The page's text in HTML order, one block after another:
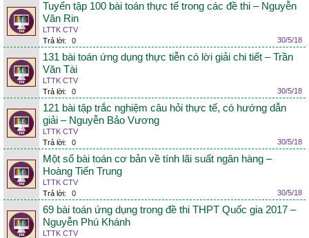
Tuyển tập 100 bài toán thực tế trong các đề thi – Nguyễn
Văn Rin
LTTK CTV
Trả lời:
0 30/5/18
131 bài toán ứng dụng thực tiễn có lời giải chi tiết – Trần
Văn Tài
LTTK CTV
Trả lời:
0 30/5/18
121 bài tập trắc nghiệm câu hỏi thực tế, có hướng dẫn
giải – Nguyễn Bảo Vương
LTTK CTV
Trả lời:
0 30/5/18
Một số bài toán cơ bản về tính lãi suất ngân hàng –
Hoàng Tiến Trung
LTTK CTV
Trả lời:
0 30/5/18
69 bài toán ứng dụng trong đề thi THPT Quốc gia 2017 –
Nguyễn Phú Khánh
LTTK CTV